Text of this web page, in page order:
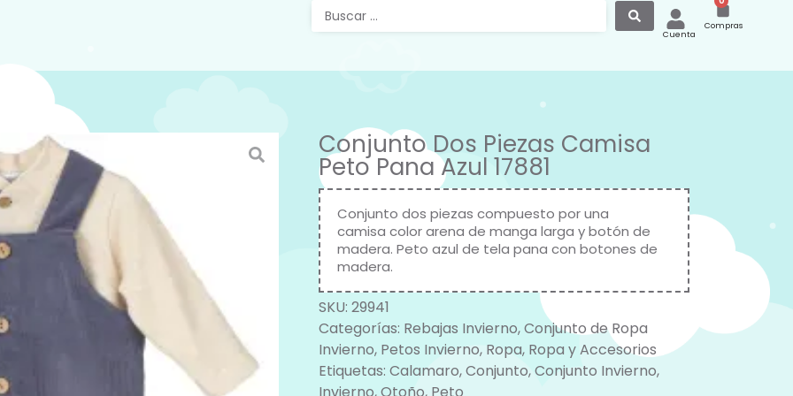
Cuenta
Compras
Conjunto Dos Piezas Camisa
Peto Pana Azul 17881
Conjunto dos piezas compuesto por una
camisa color arena de manga larga y botón de
madera. Peto azul de tela pana con botones de
madera.
SKU: 29941
Categorías: Rebajas Invierno,Conjunto de Ropa
Invierno, Petos Invierno, Ropa, Ropa y Accesorios
Etiquetas: Calamaro,Conjunto,Conjunto Invierno,